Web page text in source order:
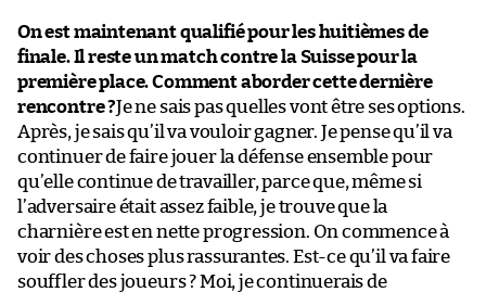
On est maintenant qualifié pour les huitièmes de
finale. Il reste un match contre la Suisse pour la
première place. Comment aborder cette dernière
rencontre ?Je ne sais pas quelles vont être ses options.
Après, je sais qu’il va vouloir gagner. Je pense qu’il va
continuer de faire jouer la défense ensemble pour
qu’elle continue de travailler, parce que, même si
l’adversaire était assez faible, je trouve que la
charnière est en nette progression. On commence à
voir des choses plus rassurantes. Est-ce qu’il va faire
souffler des joueurs ? Moi, je continuerais de